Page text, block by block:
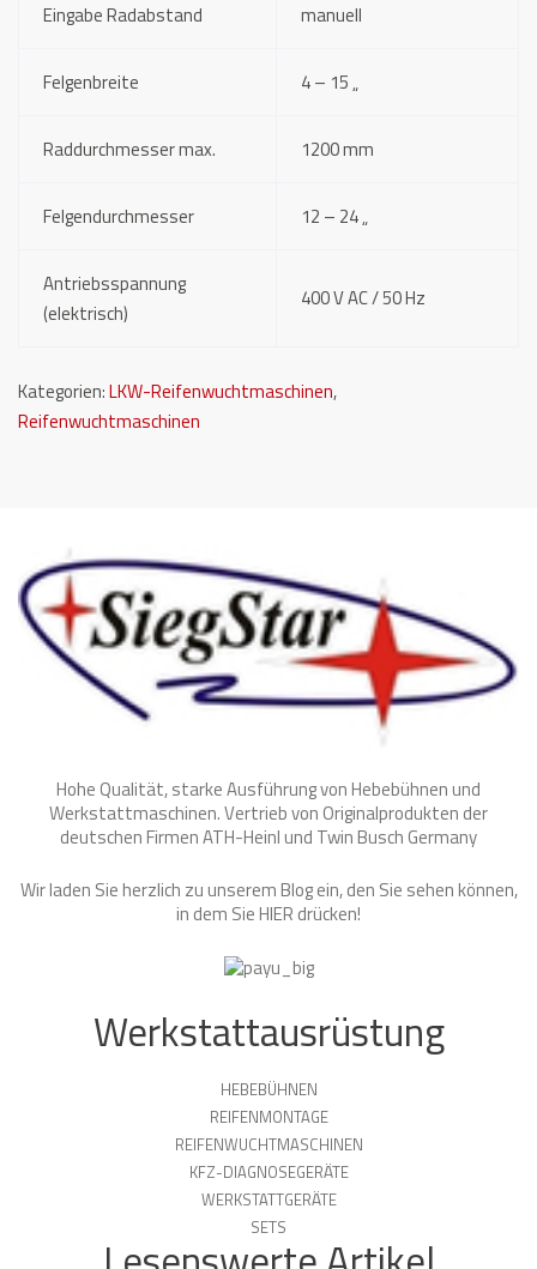
Eingabe Radabstand manuell
Felgenbreite 4 – 15 „
Raddurchmesser max. 1200 mm
Felgendurchmesser 12 – 24 „
Antriebsspannung
(elektrisch)
400 V AC / 50 Hz
Kategorien:LKW-Reifenwuchtmaschinen,
Reifenwuchtmaschinen
Hohe Qualität, starke Ausführung von Hebebühnen und
Werkstattmaschinen. Vertrieb von Originalprodukten der
deutschen Firmen ATH-Heinl und Twin Busch Germany
Wir laden Sie herzlich zu unserem Blog ein, den Sie sehen können,
in dem SieHIER drücken!
Werkstattausrüstung
HEBEBÜHNEN
REIFENMONTAGE
REIFENWUCHTMASCHINEN
KFZ-DIAGNOSEGERÄTE
WERKSTATTGERÄTE
SETS